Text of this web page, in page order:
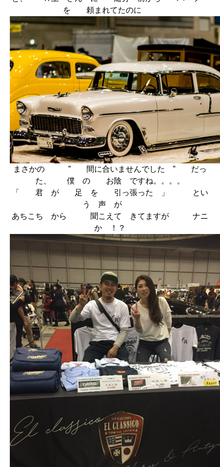
を 頼まれてたのに
まさかの ” 間に合いませんでした ” だっ
た、 僕 の お陰 ですね。。。。
「 君 が 足 を 引っ張った 」 とい
う 声 が
あちこち から 聞こえて きてますが ナニ
か ！？